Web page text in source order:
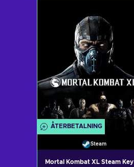
ÅTERBETALNING
Steam
Mortal Kombat XL Steam Key